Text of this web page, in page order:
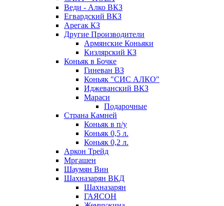
Веди - Алко ВКЗ
Егвардский ВКЗ
Арегак КЗ
Другие Производители
Армянские Коньяки
Кизлярский КЗ
Коньяк в Бочке
Гиневан ВЗ
Коньяк "СИС АЛКО"
Иджеванский ВКЗ
Мараси
Подарочные
Страна Камней
Коньяк в п/у
Коньяк 0,5 л.
Коньяк 0,2 л.
Аркон Трейд
Мргашен
Шаумян Вин
Шахназарян ВКД
Шахназарян
ГАЯСОН